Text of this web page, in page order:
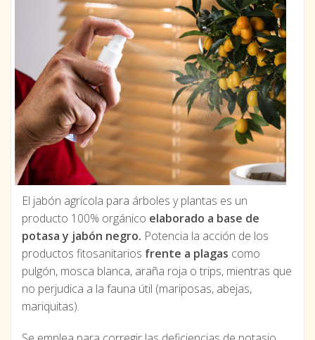
El jabón agrícola para árboles y plantas es un
producto 100% orgánico elaborado a base de
potasa y jabón negro. Potencia la acción de los
productos fitosanitarios frente a plagas como
pulgón, mosca blanca, araña roja o trips, mientras que
no perjudica a la fauna útil (mariposas, abejas,
mariquitas).